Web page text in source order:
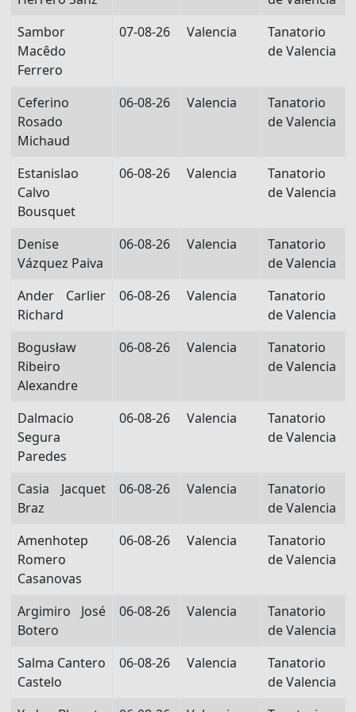
Sambor
Macêdo
Ferrero
07-08-26 Valencia
Tanatorio
de Valencia
Ceferino
Rosado
Michaud
06-08-26 Valencia
Tanatorio
de Valencia
Estanislao
Calvo
Bousquet
06-08-26 Valencia
Tanatorio
de Valencia
Denise
Vázquez Paiva
06-08-26 Valencia
Tanatorio
de Valencia
Ander Carlier
Richard
06-08-26 Valencia
Tanatorio
de Valencia
Bogusław
Ribeiro
Alexandre
06-08-26 Valencia
Tanatorio
de Valencia
Dalmacio
Segura
Paredes
06-08-26 Valencia
Tanatorio
de Valencia
Casia Jacquet
Braz
06-08-26 Valencia
Tanatorio
de Valencia
Amenhotep
Romero
Casanovas
06-08-26 Valencia
Tanatorio
de Valencia
Argimiro José
Botero
06-08-26 Valencia
Tanatorio
de Valencia
Salma Cantero
Castelo
06-08-26 Valencia
Tanatorio
de Valencia